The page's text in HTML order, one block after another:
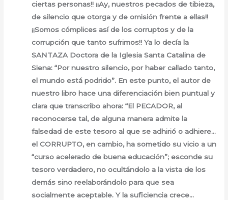
ciertas personas!! ¡¡Ay, nuestros pecados de tibieza,
de silencio que otorga y de omisión frente a ellas!!
¡¡Somos cómplices así de los corruptos y de la
corrupción que tanto sufrimos!! Ya lo decía la
SANTAZA Doctora de la Iglesia Santa Catalina de
Siena: “Por nuestro silencio, por haber callado tanto,
el mundo está podrido”. En este punto, el autor de
nuestro libro hace una diferenciación bien puntual y
clara que transcribo ahora: “El PECADOR, al
reconocerse tal, de alguna manera admite la
falsedad de este tesoro al que se adhirió o adhiere…
el CORRUPTO, en cambio, ha sometido su vicio a un
“curso acelerado de buena educación”; esconde su
tesoro verdadero, no ocultándolo a la vista de los
demás sino reelaborándolo para que sea
socialmente aceptable. Y la suficiencia crece…